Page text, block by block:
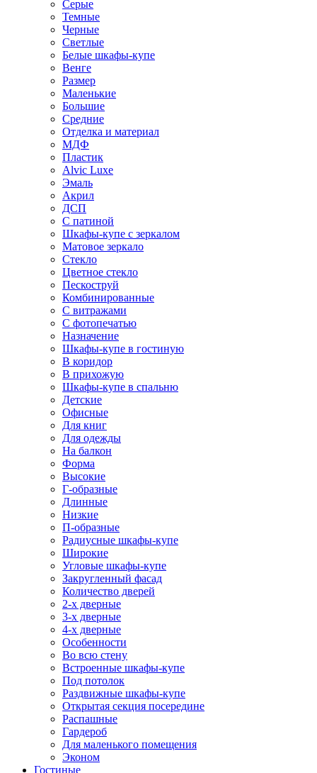
Серые
Темные
Черные
Светлые
Белые шкафы-купе
Венге
Размер
Маленькие
Большие
Средние
Отделка и материал
МДФ
Пластик
Alvic Luxe
Эмаль
Акрил
ДСП
С патиной
Шкафы-купе с зеркалом
Матовое зеркало
Стекло
Цветное стекло
Пескоструй
Комбинированные
С витражами
С фотопечатью
Назначение
Шкафы-купе в гостиную
В коридор
В прихожую
Шкафы-купе в спальню
Детские
Офисные
Для книг
Для одежды
На балкон
Форма
Высокие
Г-образные
Длинные
Низкие
П-образные
Радиусные шкафы-купе
Широкие
Угловые шкафы-купе
Закругленный фасад
Количество дверей
2-х дверные
3-х дверные
4-х дверные
Особенности
Во всю стену
Встроенные шкафы-купе
Под потолок
Раздвижные шкафы-купе
Открытая секция посередине
Распашные
Гардероб
Для маленького помещения
Эконом
Гостиные